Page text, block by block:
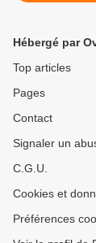
Hébergé par
Top articles
Pages
Contact
Signaler un
C.G.U.
Cookies et
Préférences